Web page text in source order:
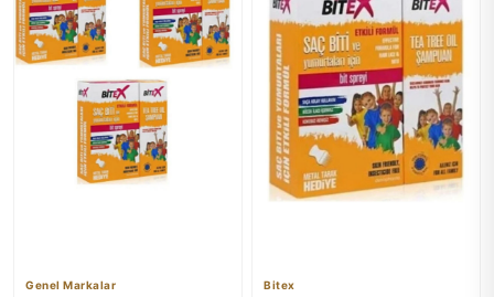
Genel Markalar Bitex